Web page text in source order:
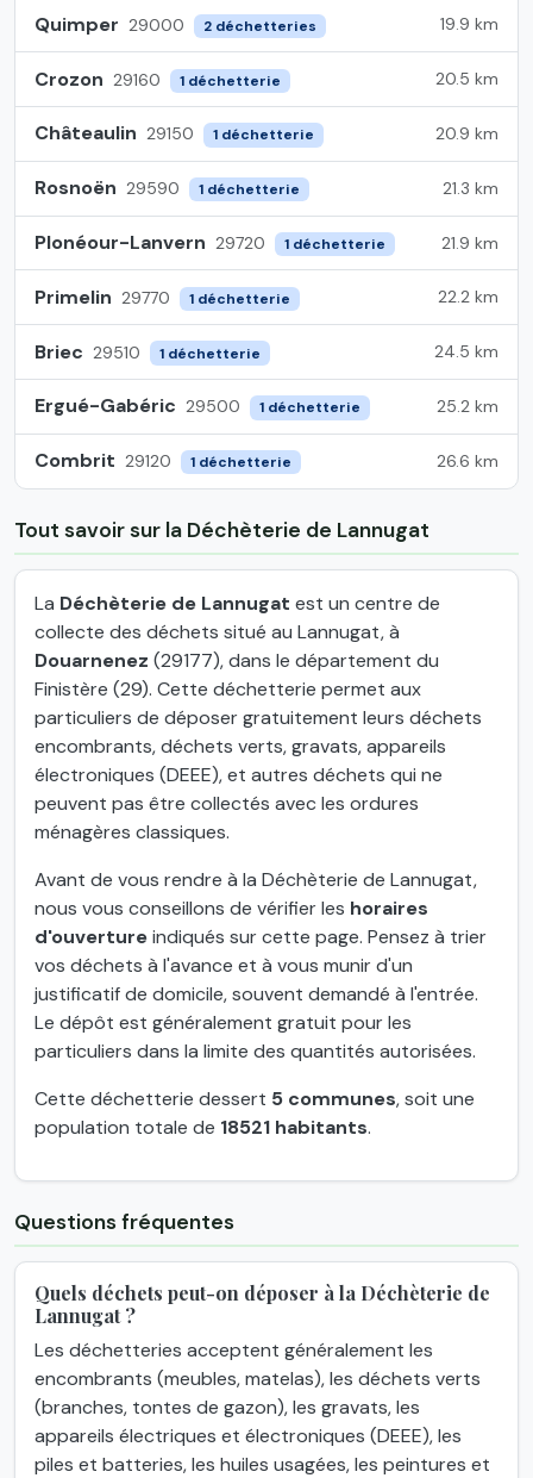
Quimper 29000 2 déchetteries 19.9 km
Crozon 29160 1 déchetterie 20.5 km
Châteaulin 29150 1 déchetterie 20.9 km
Rosnoën 29590 1 déchetterie 21.3 km
Plonéour-Lanvern 29720 1 déchetterie 21.9 km
Primelin 29770 1 déchetterie 22.2 km
Briec 29510 1 déchetterie 24.5 km
Ergué-Gabéric 29500 1 déchetterie 25.2 km
Combrit 29120 1 déchetterie 26.6 km
Tout savoir sur la Déchèterie de Lannugat
La Déchèterie de Lannugat est un centre de
collecte des déchets situé au Lannugat, à
Douarnenez (29177), dans le département du
Finistère (29). Cette déchetterie permet aux
particuliers de déposer gratuitement leurs déchets
encombrants, déchets verts, gravats, appareils
électroniques (DEEE), et autres déchets qui ne
peuvent pas être collectés avec les ordures
ménagères classiques.
Avant de vous rendre à la Déchèterie de Lannugat,
nous vous conseillons de vérifier les horaires
d'ouvertureindiqués sur cette page. Pensez à trier
vos déchets à l'avance et à vous munir d'un
justificatif de domicile, souvent demandé à l'entrée.
Le dépôt est généralement gratuit pour les
particuliers dans la limite des quantités autorisées.
Cette déchetterie dessert 5 communes, soit une
population totale de 18521 habitants.
Questions fréquentes
Quels déchets peut-on déposer à la Déchèterie de
Lannugat ?
Les déchetteries acceptent généralement les
encombrants (meubles, matelas), les déchets verts
(branches, tontes de gazon), les gravats, les
appareils électriques et électroniques (DEEE), les
piles et batteries, les huiles usagées, les peintures et